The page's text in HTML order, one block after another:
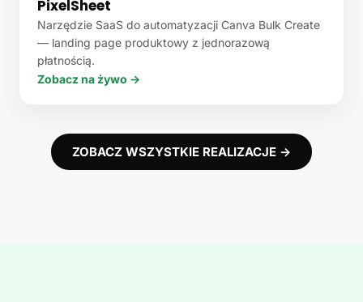
PixelSheet
Narzędzie SaaS do automatyzacji Canva Bulk Create
— landing page produktowy z jednorazową
płatnością.
Zobacz na żywo →
ZOBACZ WSZYSTKIE REALIZACJE →